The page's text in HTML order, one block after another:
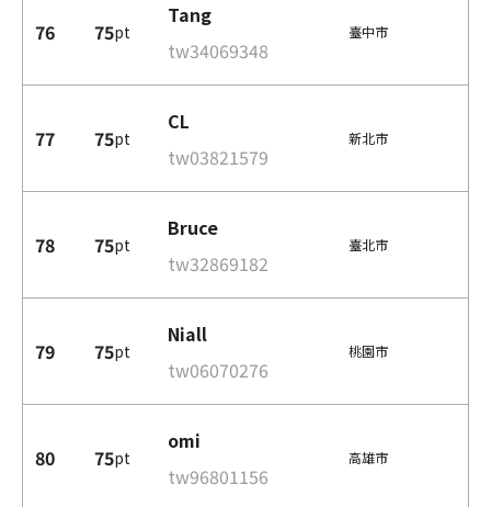
76 75pt
Tang
tw34069348
臺中市
77 75pt
CL
tw03821579
新北市
78 75pt
Bruce
tw32869182
臺北市
79 75pt
Niall
tw06070276
桃園市
80 75pt
omi
tw96801156
高雄市